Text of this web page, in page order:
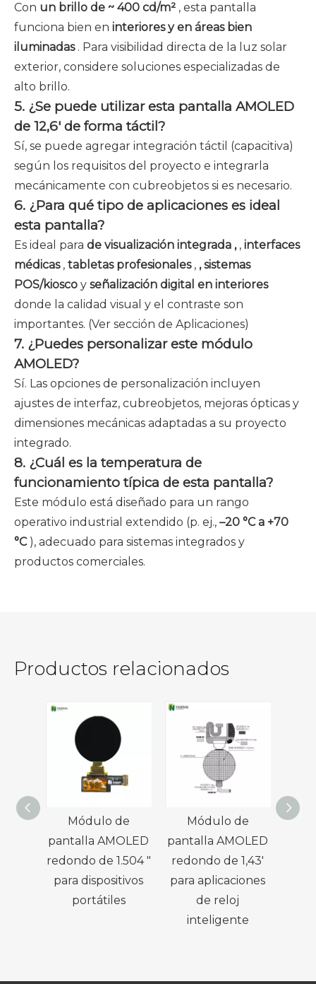
Con un brillo de ~ 400 cd/m² , esta pantalla
funciona bien en interiores y en áreas bien
iluminadas . Para visibilidad directa de la luz solar
exterior, considere soluciones especializadas de
alto brillo.
5. ¿Se puede utilizar esta pantalla AMOLED
de 12,6' de forma táctil?
Sí, se puede agregar integración táctil (capacitiva)
según los requisitos del proyecto e integrarla
mecánicamente con cubreobjetos si es necesario.
6. ¿Para qué tipo de aplicaciones es ideal
esta pantalla?
Es ideal para de visualización integrada , , interfaces
médicas , tabletas profesionales , , sistemas
POS/kiosco y señalización digital en interiores
donde la calidad visual y el contraste son
importantes. (Ver sección de Aplicaciones)
7. ¿Puedes personalizar este módulo
AMOLED?
Sí. Las opciones de personalización incluyen
ajustes de interfaz, cubreobjetos, mejoras ópticas y
dimensiones mecánicas adaptadas a su proyecto
integrado.
8. ¿Cuál es la temperatura de
funcionamiento típica de esta pantalla?
Este módulo está diseñado para un rango
operativo industrial extendido (p. ej., –20 °C a +70
°C ), adecuado para sistemas integrados y
productos comerciales.
Productos relacionados
Módulo de
pantalla AMOLED
redondo de 1.504 ″
para dispositivos
portátiles
Módulo de
pantalla AMOLED
redondo de 1,43'
para aplicaciones
de reloj
inteligente